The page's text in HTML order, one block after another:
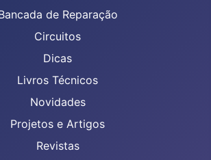
de Reparação
Circuitos
Dicas
Livros Técnicos
Novidades
Projetos e Artigos
Revistas